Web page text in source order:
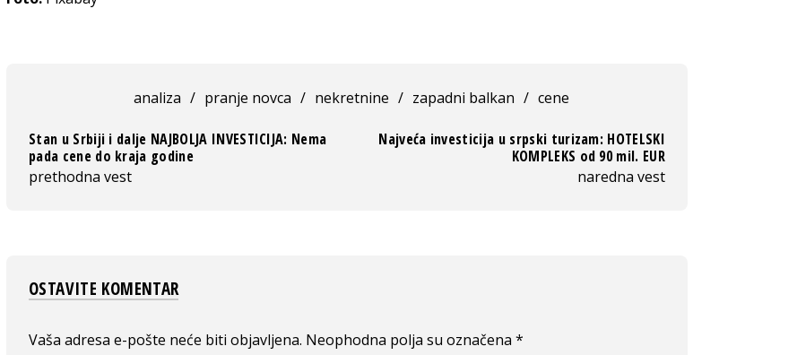
analiza / pranje novca / nekretnine / zapadni balkan / cene
Stan u Srbiji i dalje NAJBOLJA INVESTICIJA: Nema
pada cene do kraja godine
prethodna vest
Najveća investicija u srpski turizam: HOTELSKI
KOMPLEKS od 90 mil. EUR
naredna vest
OSTAVITE KOMENTAR
Vaša adresa e-pošte neće biti objavljena. Neophodna polja su označena *